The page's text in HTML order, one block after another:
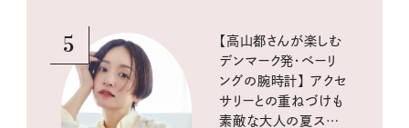
5
【高山都さんが楽しむ
デンマーク発・ベーリ
ングの腕時計】 アクセ
サリーとの重ねづけも
素敵な大人の夏スタイ